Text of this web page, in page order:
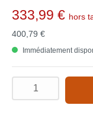
333,99 € hors
400,79 €
Immédiatement